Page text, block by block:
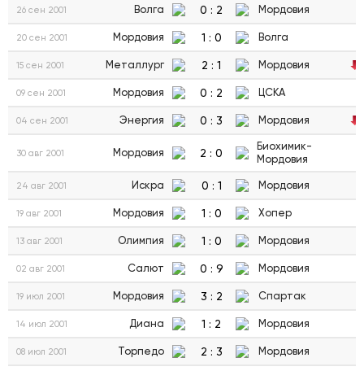
26 сен 2001 Волга 0 : 2 Мордовия
20 сен 2001 Мордовия 1 : 0 Волга
15 сен 2001 Металлург 2 : 1 Мордовия
09 сен 2001 Мордовия 0 : 2 ЦСКА
04 сен 2001 Энергия 0 : 3 Мордовия
30 авг 2001 Мордовия 2 : 0
Биохимик-
Мордовия
24 авг 2001 Искра 0 : 1 Мордовия
19 авг 2001 Мордовия 1 : 0 Хопер
13 авг 2001 Олимпия 1 : 0 Мордовия
02 авг 2001 Салют 0 : 9 Мордовия
19 июл 2001 Мордовия 3 : 2 Спартак
14 июл 2001 Диана 1 : 2 Мордовия
08 июл 2001 Торпедо 2 : 3 Мордовия